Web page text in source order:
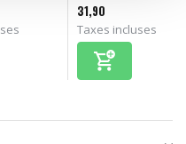
31,90
Taxes incluses